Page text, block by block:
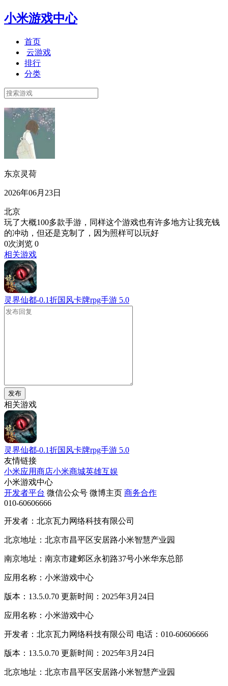
小米游戏中心
首页
云游戏
排行
分类
东京灵荷
2026年06月23日
北京
玩了大概100多款手游，同样这个游戏也有许多地方让我充钱
的冲动，但还是克制了，因为照样可以玩好
0次浏览 0
相关游戏
灵界仙都-0.1折国风卡牌rpg手游 5.0
发布
相关游戏
灵界仙都-0.1折国风卡牌rpg手游 5.0
友情链接
小米应用商店小米商城英雄互娱
小米游戏中心
开发者平台 微信公众号 微博主页 商务合作
010-60606666
开发者：北京瓦力网络科技有限公司
北京地址：北京市昌平区安居路小米智慧产业园
南京地址：南京市建邺区永初路37号小米华东总部
应用名称：小米游戏中心
版本：13.5.0.70 更新时间：2025年3月24日
应用名称：小米游戏中心
开发者：北京瓦力网络科技有限公司 电话：010-60606666
版本：13.5.0.70 更新时间：2025年3月24日
北京地址：北京市昌平区安居路小米智慧产业园